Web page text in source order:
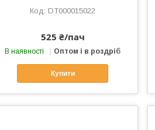
DT000015022
525 ₴/пач
В наявності Оптом і в роздріб
Купити